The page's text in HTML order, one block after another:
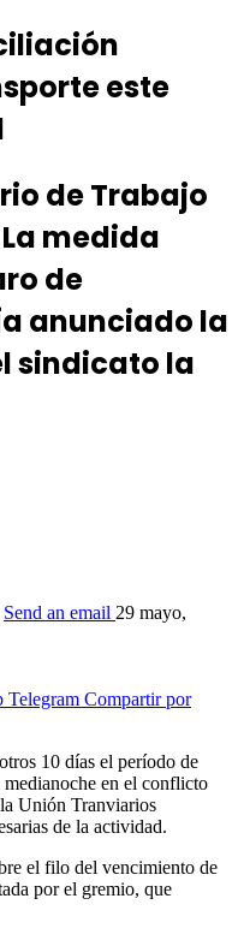
este
de Trabajo
medida
de
anunciado la
sindicato la
Send an email 29 mayo,
Telegram Compartir por
10 días el período de
en el conflicto
Unión Tranviarios
de la actividad.
el filo del vencimiento de
por el gremio, que